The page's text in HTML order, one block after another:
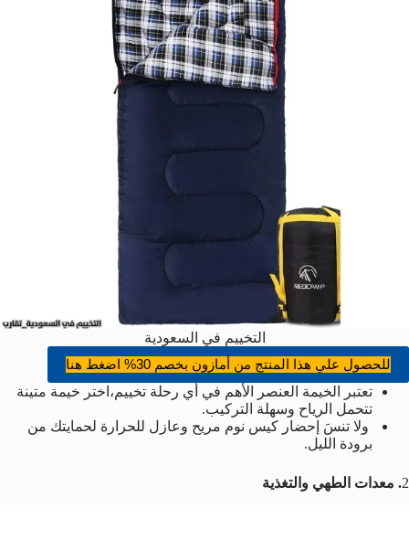
التخييم في السعودية
للحصول علي هذا المنتج من أمازون بخصم 30% اضغط هنا
تعتبر الخيمة العنصر الأهم في أي رحلة تخييم،اختر خيمة متينة
تتحمل الرياح وسهلة التركيب.
ولا تنسَ إحضار كيس نوم مريح وعازل للحرارة لحمايتك من
برودة الليل.
2. معدات الطهي والتغذية